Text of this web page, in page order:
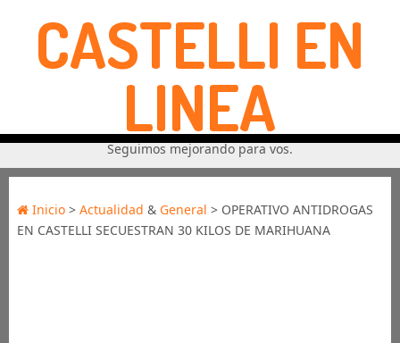
CASTELLI EN
LINEA
Seguimos mejorando para vos.
Inicio> Actualidad & General > OPERATIVO ANTIDROGAS
EN CASTELLI SECUESTRAN 30 KILOS DE MARIHUANA